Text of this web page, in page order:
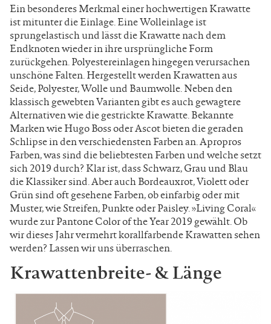
Ein besonderes Merkmal einer hochwertigen Krawatte
ist mitunter die Einlage. Eine Wolleinlage ist
sprungelastisch und lässt die Krawatte nach dem
Endknoten wieder in ihre ursprüngliche Form
zurückgehen. Polyestereinlagen hingegen verursachen
unschöne Falten. Hergestellt werden Krawatten aus
Seide, Polyester, Wolle und Baumwolle. Neben den
klassisch gewebten Varianten gibt es auch gewagtere
Alternativen wie die gestrickte Krawatte. Bekannte
Marken wie Hugo Boss oder Ascot bieten die geraden
Schlipse in den verschiedensten Farben an. Apropros
Farben, was sind die beliebtesten Farben und welche setzt
sich 2019 durch? Klar ist, dass Schwarz, Grau und Blau
die Klassiker sind. Aber auch Bordeauxrot, Violett oder
Grün sind oft gesehene Farben, ob einfarbig oder mit
Muster, wie Streifen, Punkte oder Paisley. »Living Coral«
wurde zur Pantone Color of the Year 2019 gewählt. Ob
wir dieses Jahr vermehrt korallfarbende Krawatten sehen
werden? Lassen wir uns überraschen.
Krawattenbreite- & Länge